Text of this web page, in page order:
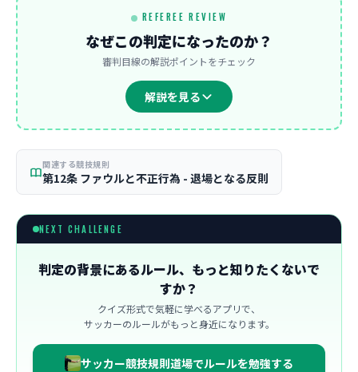
REFEREE REVIEW
なぜこの判定になったのか？
審判目線の解説ポイントをチェック
解説を見る
関連する競技規則
第12条 ファウルと不正行為 - 退場となる反則
NEXT CHALLENGE
判定の背景にあるルール、もっと知りたくないで
すか？
クイズ形式で気軽に学べるアプリで、
サッカーのルールがもっと身近になります。
サッカー競技規則道場でルールを勉強する